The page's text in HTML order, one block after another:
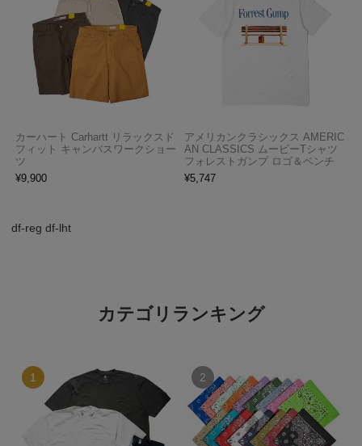
カーハート Carhartt リラックスド
フィット キャンバスワークショー
ツ
¥9,900
アメリカンクラシックス AMERIC
AN CLASSICS ムービーTシャツ
フォレストガンプ ロゴ＆ベンチ
¥5,747
df-reg df-lht
カテゴリランキング